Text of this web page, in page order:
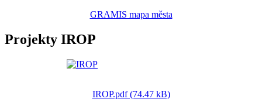
GRAMIS mapa města
Projekty IROP
IROP.pdf (74.47 kB)